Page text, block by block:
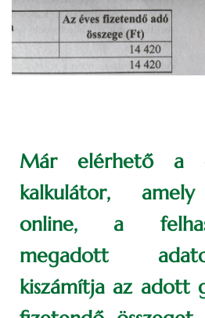
Már elérhető a
kalkulátor, amely
online, a
megadott
kiszámítja az adott